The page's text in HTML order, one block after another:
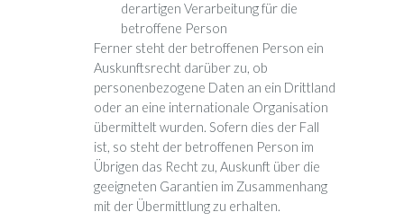
derartigen Verarbeitung für die
betroffene Person
Ferner steht der betroffenen Person ein
Auskunftsrecht darüber zu, ob
personenbezogene Daten an ein Drittland
oder an eine internationale Organisation
übermittelt wurden. Sofern dies der Fall
ist, so steht der betroffenen Person im
Übrigen das Recht zu, Auskunft über die
geeigneten Garantien im Zusammenhang
mit der Übermittlung zu erhalten.